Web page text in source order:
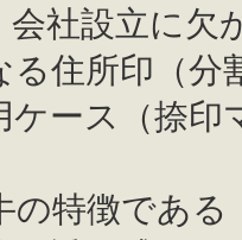
会社設立に欠
る住所印（
ケース（捺
の特徴であ